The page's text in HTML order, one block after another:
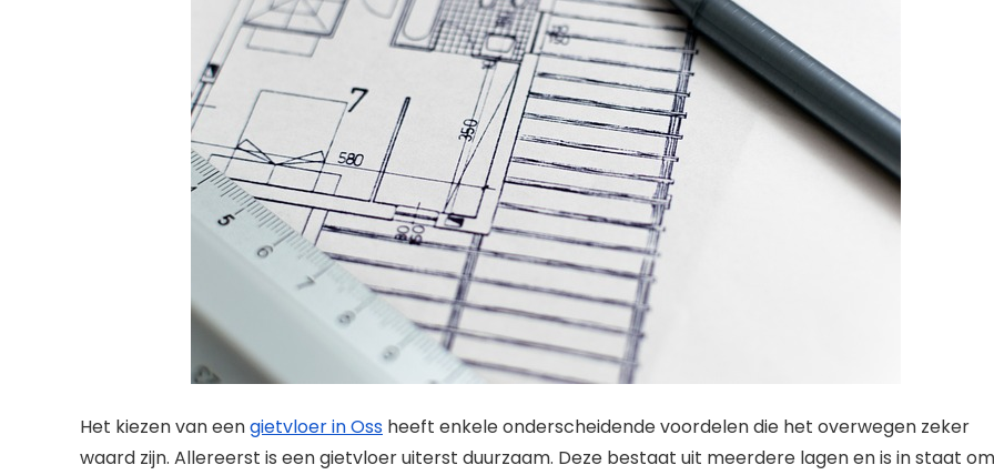
Het kiezen van eengietvloer in Oss heeft enkele onderscheidende voordelen die het overwegen zeker
waard zijn. Allereerst is een gietvloer uiterst duurzaam. Deze bestaat uit meerdere lagen en is in staat om